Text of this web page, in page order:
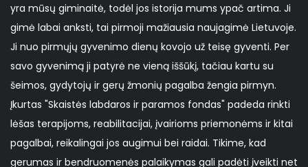
yra mūsų giminaitė, todėl jos istorija mums ypač artima. Ji
gimė labai anksti, tai pirmoji mažiausia naujagimė Lietuvoje.
Ji nuo pirmųjų gyvenimo dienų kovojo už teisę gyventi. Per
savo gyvenimą ji patyrė ne vieną iššūkį, tačiau kartu su
šeimos, gydytojų ir gerų žmonių pagalba žengia pirmyn.
Įkurtas "Skaistės labdaros ir paramos fondas" padeda rinkti
lėšas terapijoms, reabilitacijai, įvairioms priemonėms ir kitai
pagalbai, reikalingai jos augimui bei raidai. Tikime, kad
gerumas ir bendruomenės palaikymas gali padėti įveikti net